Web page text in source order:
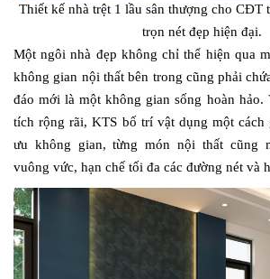
Thiết kế nhà trệt 1 lầu sân thượng cho CĐT
trọn nét đẹp hiện đại.
Một ngôi nhà đẹp không chỉ thể hiện qua
không gian nội thất bên trong cũng phải
đáo mới là một không gian sống hoàn hảo.
tích rộng rãi, KTS bố trí vật dụng một cách
ưu không gian, từng món nội thất cũng
vuông vức, hạn chế tối đa các đường nét và